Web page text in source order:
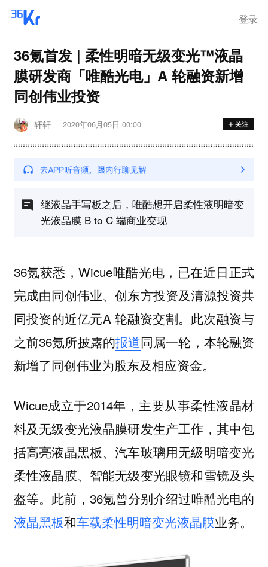
登录
36氪首发 | 柔性明暗无级变光™液晶
膜研发商「唯酷光电」A 轮融资新增
同创伟业投资
轩轩 2020年06月05日 00:00
继液晶手写板之后，唯酷想开启柔性液明暗变
光液晶膜 B to C 端商业变现
36氪获悉，Wicue唯酷光电，已在近日正式
完成由同创伟业、创东方投资及清源投资共
同投资的近亿元A 轮融资交割。此次融资与
之前36氪所披露的报道同属一轮，本轮融资
新增了同创伟业为股东及相应资金。
Wicue成立于2014年，主要从事柔性液晶材
料及无级变光液晶膜研发生产工作，其中包
括高亮液晶黑板、汽车玻璃用无级明暗变光
柔性液晶膜、智能无级变光眼镜和雪镜及头
盔等。此前，36氪曾分别介绍过唯酷光电的
液晶黑板和车载柔性明暗变光液晶膜业务。